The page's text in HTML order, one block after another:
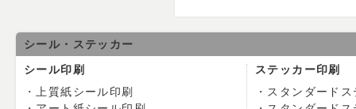
シール・ステッカー
シール印刷
上質紙シール印刷
ステッカー印刷
スタンダード